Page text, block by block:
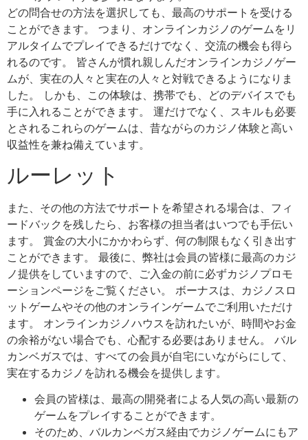
どの問合せの方法を選択しても、最高のサポートを受ける
ことができます。 つまり、オンラインカジノのゲームをリ
アルタイムでプレイできるだけでなく、交流の機会も得ら
れるのです。 皆さんが慣れ親しんだオンラインカジノゲー
ムが、実在の人々と実在の人々と対戦できるようになりま
した。 しかも、この体験は、携帯でも、どのデバイスでも
手に入れることができます。 運だけでなく、スキルも必要
とされるこれらのゲームは、昔ながらのカジノ体験と高い
収益性を兼ね備えています。
ルーレット
また、その他の方法でサポートを希望される場合は、フィ
ードバックを残したら、お客様の担当者はいつでも手伝い
ます。 賞金の大小にかかわらず、何の制限もなく引き出す
ことができます。 最後に、弊社は会員の皆様に最高のカジ
ノ提供をしていますので、ご入金の前に必ずカジノプロモ
ーションページをご覧ください。 ボーナスは、カジノスロ
ットゲームやその他のオンラインゲームでご利用いただけ
ます。 オンラインカジノハウスを訪れたいが、時間やお金
の余裕がない場合でも、心配する必要はありません。 バル
カンベガスでは、すべての会員が自宅にいながらにして、
実在するカジノを訪れる機会を提供します。
会員の皆様は、最高の開発者による人気の高い最新の
ゲームをプレイすることができます。
そのため、バルカンベガス経由でカジノゲームにもア